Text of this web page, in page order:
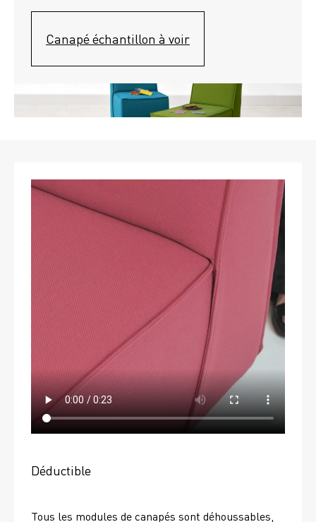
Canapé échantillon à voir
Déductible
Tous les modules de canapés sont déhoussables,